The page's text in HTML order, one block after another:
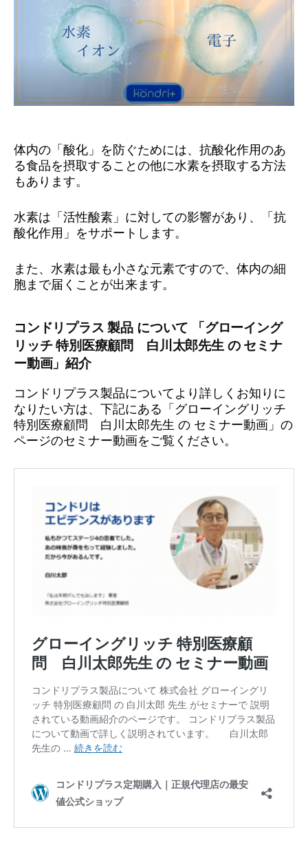
体内の「酸化」を防ぐためには、抗酸化作用のあ
る食品を摂取することの他に水素を摂取する方法
もあります。
水素は「活性酸素」に対しての影響があり、「抗
酸化作用」をサポートします。
また、水素は最も小さな元素ですので、体内の細
胞まで届くことが出来ます。
コンドリプラス 製品 について 「グローイング
リッチ 特別医療顧問 白川太郎先生 の セミナ
ー動画」紹介
コンドリプラス製品についてより詳しくお知りに
なりたい方は、下記にある「グローイングリッチ
特別医療顧問 白川太郎先生 の セミナー動画」の
ページのセミナー動画をご覧ください。